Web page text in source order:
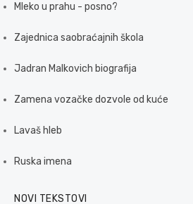
Mleko u prahu - posno?
Zajednica saobraćajnih škola
Jadran Malkovich biografija
Zamena vozačke dozvole od kuće
Lavaš hleb
Ruska imena
NOVI TEKSTOVI